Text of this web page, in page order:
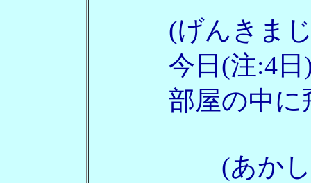
(げんきまじ
今日(注:4日
部屋の中に飛
(あかし